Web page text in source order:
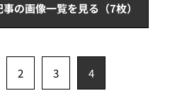
の画像一覧を見る（7枚）
2 3 4